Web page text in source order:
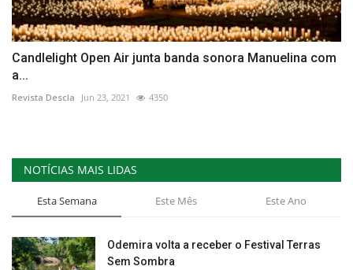
Candlelight Open Air junta banda sonora Manuelina com
a...
Revista Descla Jun 23, 2021 4350
NOTÍCIAS MAIS LIDAS
Esta Semana Este Mês Este Ano
Odemira volta a receber o Festival Terras
Sem Sombra